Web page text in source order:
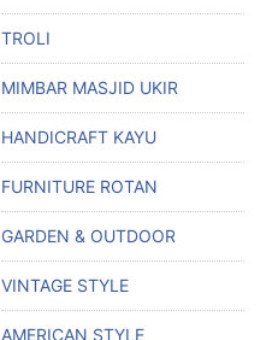
TROLI
MIMBAR MASJID UKIR
HANDICRAFT KAYU
FURNITURE ROTAN
GARDEN & OUTDOOR
VINTAGE STYLE
AMERICAN STYLE